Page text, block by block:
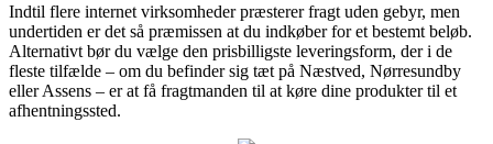
Indtil flere internet virksomheder præsterer fragt uden gebyr, men
undertiden er det så præmissen at du indkøber for et bestemt beløb.
Alternativt bør du vælge den prisbilligste leveringsform, der i de
fleste tilfælde – om du befinder sig tæt på Næstved, Nørresundby
eller Assens – er at få fragtmanden til at køre dine produkter til et
afhentningssted.